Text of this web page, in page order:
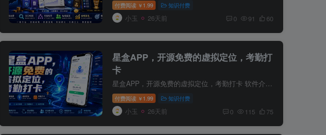
付费阅读 ￥ 1.99 知识付费
小玉 26天前 0 91 60
星盒APP，开源免费的虚拟定位，考勤打
卡
星盒APP，开源免费的虚拟定位，考勤打卡 软件介绍 星盒APP全新内核虚拟定位 目前不会被检测 支持某钉，某微等APP打卡 使用方法： 1.打开手机开发者选项 2.然后找到位置模拟信息应用，选择星盒 3...
付费阅读 ￥ 1.99 知识付费
小玉 26天前 0 115 75